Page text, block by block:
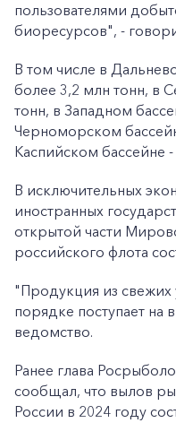
пользователями
биоресурсов", -
В том числе в
более 3,2 млн тонн, в
тонн, в Западном
Черноморском
Каспийском бассейне -
В исключительных
иностранных
открытой части
российского флота
"Продукция из
порядке поступает на
ведомство.
Ранее глава
сообщал, что вылов
России в 2024 году